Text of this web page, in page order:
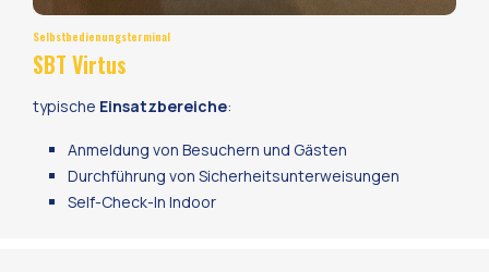
Selbstbedienungsterminal
SBT Virtus
typische Einsatzbereiche:
Anmeldung von Besuchern und Gästen
Durchführung von Sicherheitsunterweisungen
Self-Check-In Indoor